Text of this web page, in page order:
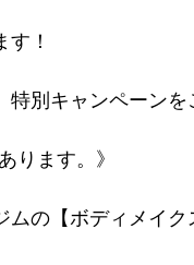
！
特別キャンペーン
ります。》
の【ボディメイク